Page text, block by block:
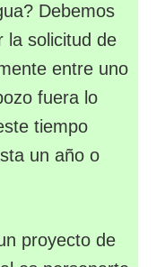
Debemos
la solicitud de
entre uno
fuera lo
tiempo
un año o
proyecto de